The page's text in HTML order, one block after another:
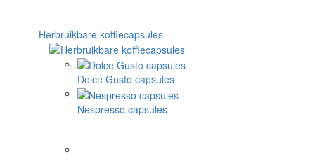
Herbruikbare koffiecapsules
Dolce Gusto capsules
Nespresso capsules